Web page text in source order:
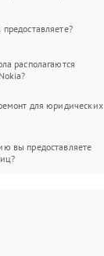
располагаются
для юридических
вы предоставляете